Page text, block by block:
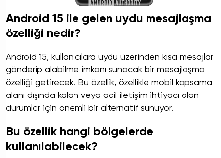
Android 15 ile gelen uydu mesajlaşma
özelliği nedir?
Android 15, kullanıcılara uydu üzerinden kısa mesajlar
gönderip alabilme imkanı sunacak bir mesajlaşma
özelliği getirecek. Bu özellik, özellikle mobil kapsama
alanı dışında kalan veya acil iletişim ihtiyacı olan
durumlar için önemli bir alternatif sunuyor.
Bu özellik hangi bölgelerde
kullanılabilecek?